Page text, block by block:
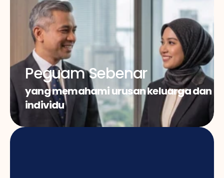
Peguam Sebenar
yang memahami urusan keluarga dan
individu